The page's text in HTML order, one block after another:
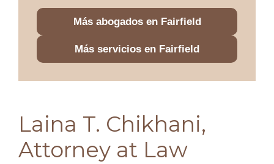
Más abogados en Fairfield
Más servicios en Fairfield
Laina T. Chikhani,
Attorney at Law